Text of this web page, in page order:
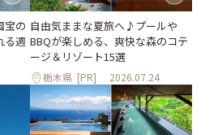
宝の
る週
自由気ままな夏旅へ♪プールや
BBQが楽しめる、爽快な森のコテ
ージ＆リゾート15選
栃木県 [PR] 2026.07.24